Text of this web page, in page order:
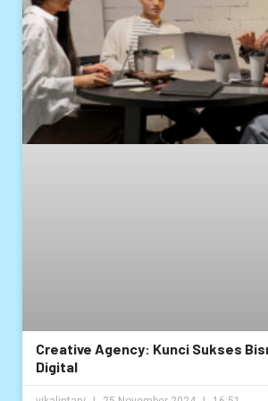
Creative Agency: Kunci Sukses
Digital